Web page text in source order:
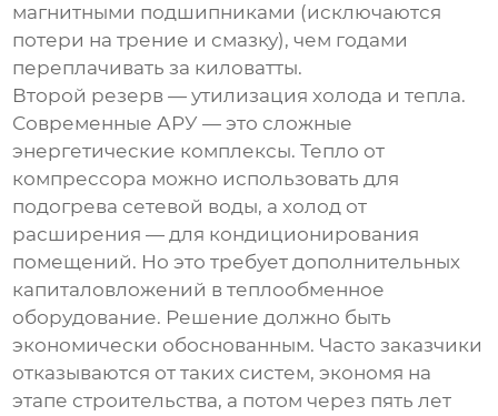
магнитными подшипниками (исключаются
потери на трение и смазку), чем годами
переплачивать за киловатты.
Второй резерв — утилизация холода и тепла.
Современные АРУ — это сложные
энергетические комплексы. Тепло от
компрессора можно использовать для
подогрева сетевой воды, а холод от
расширения — для кондиционирования
помещений. Но это требует дополнительных
капиталовложений в теплообменное
оборудование. Решение должно быть
экономически обоснованным. Часто заказчики
отказываются от таких систем, экономя на
этапе строительства, а потом через пять лет